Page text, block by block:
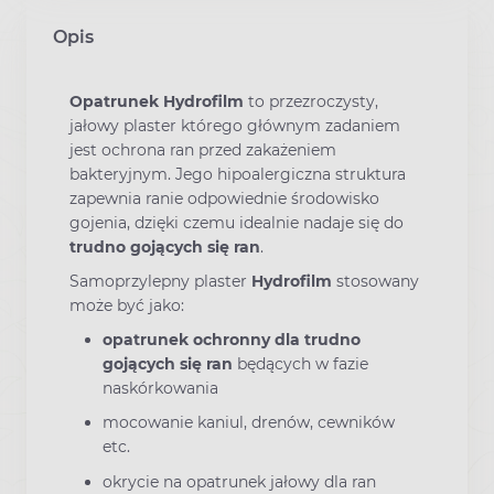
Opis
Opatrunek Hydrofilm to przezroczysty,
jałowy plaster którego głównym zadaniem
jest ochrona ran przed zakażeniem
bakteryjnym. Jego hipoalergiczna struktura
zapewnia ranie odpowiednie środowisko
gojenia, dzięki czemu idealnie nadaje się do
trudno gojących się ran.
Samoprzylepny plaster Hydrofilm stosowany
może być jako:
opatrunek ochronny dla trudno
gojących się ran będących w fazie
naskórkowania
mocowanie kaniul, drenów, cewników
etc.
okrycie na opatrunek jałowy dla ran